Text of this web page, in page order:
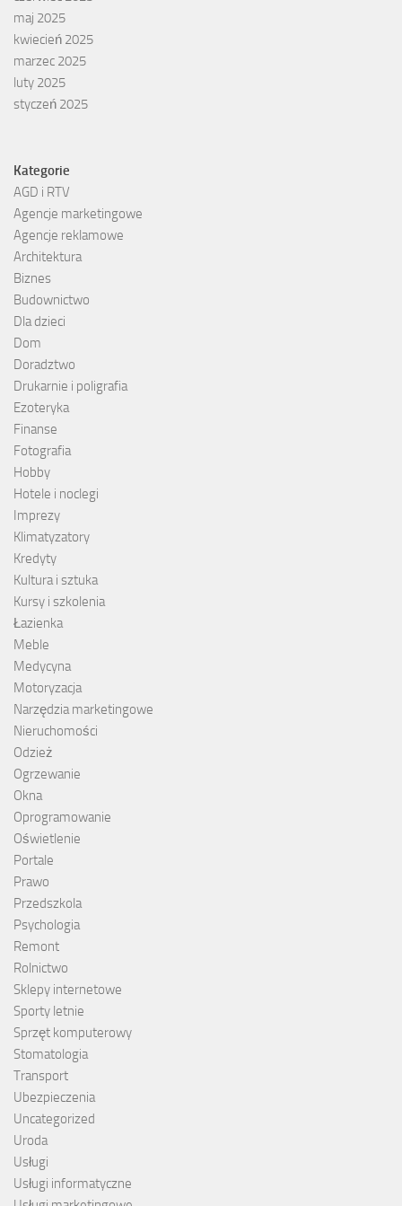
maj 2025
kwiecień 2025
marzec 2025
luty 2025
styczeń 2025
Kategorie
AGD i RTV
Agencje marketingowe
Agencje reklamowe
Architektura
Biznes
Budownictwo
Dla dzieci
Dom
Doradztwo
Drukarnie i poligrafia
Ezoteryka
Finanse
Fotografia
Hobby
Hotele i noclegi
Imprezy
Klimatyzatory
Kredyty
Kultura i sztuka
Kursy i szkolenia
Łazienka
Meble
Medycyna
Motoryzacja
Narzędzia marketingowe
Nieruchomości
Odzież
Ogrzewanie
Okna
Oprogramowanie
Oświetlenie
Portale
Prawo
Przedszkola
Psychologia
Remont
Rolnictwo
Sklepy internetowe
Sporty letnie
Sprzęt komputerowy
Stomatologia
Transport
Ubezpieczenia
Uncategorized
Uroda
Usługi
Usługi informatyczne